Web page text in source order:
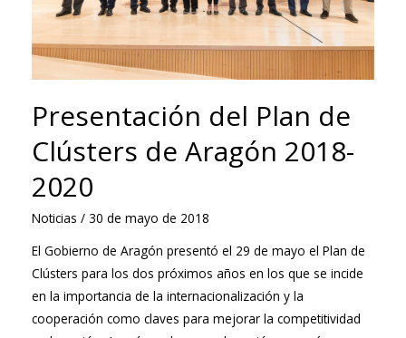
Presentación del Plan de
Clústers de Aragón 2018-
2020
Noticias / 30 de mayo de 2018
El Gobierno de Aragón presentó el 29 de mayo el Plan de
Clústers para los dos próximos años en los que se incide
en la importancia de la internacionalización y la
cooperación como claves para mejorar la competitividad